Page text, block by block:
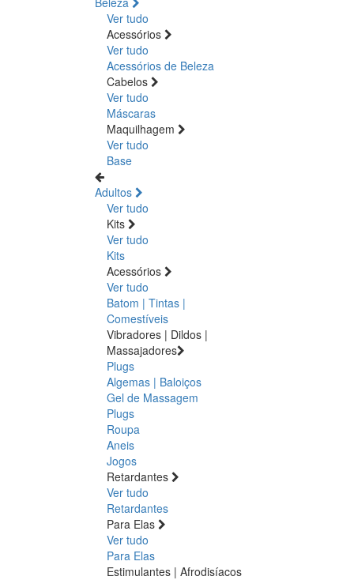
Ver tudo
Acessórios
Ver tudo
Acessórios de Beleza
Cabelos
Ver tudo
Máscaras
Maquilhagem
Ver tudo
Base
Adultos
Ver tudo
Kits
Ver tudo
Kits
Acessórios
Ver tudo
Batom | Tintas |
Comestíveis
Vibradores | Dildos |
Massajadores
Plugs
Algemas | Baloiços
Gel de Massagem
Plugs
Roupa
Aneis
Jogos
Retardantes
Ver tudo
Retardantes
Para Elas
Ver tudo
Para Elas
Estimulantes | Afrodisíacos